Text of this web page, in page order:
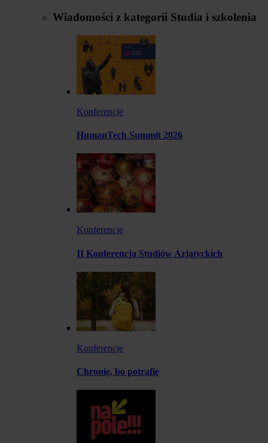
Wiadomości z kategorii Studia i szkolenia
Konferencje
HumanTech Summit 2026
Konferencje
II Konferencja Studiów Azjatyckich
Konferencje
Chronię, bo potrafię